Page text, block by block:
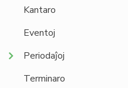
Kantaro
Eventoj
Periodaĵoj
Terminaro